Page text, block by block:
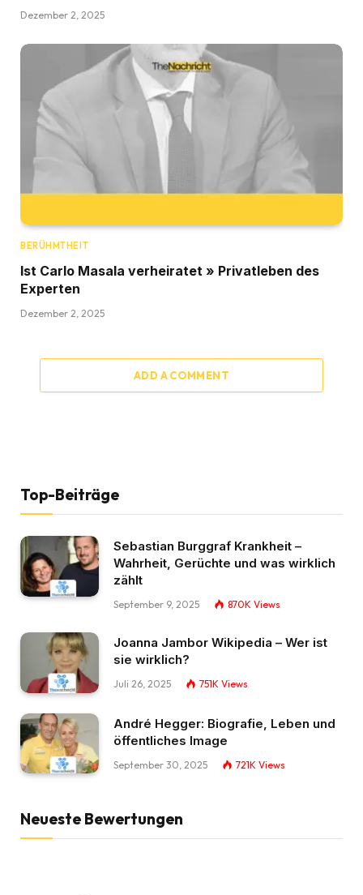
Dezember 2, 2025
BERÜHMTHEIT
Ist Carlo Masala verheiratet » Privatleben des
Experten
Dezember 2, 2025
ADD A COMMENT
Top-Beiträge
Sebastian Burggraf Krankheit –
Wahrheit, Gerüchte und was wirklich
zählt
September 9, 2025 870K Views
Joanna Jambor Wikipedia – Wer ist
sie wirklich?
Juli 26, 2025 751K Views
André Hegger: Biografie, Leben und
öffentliches Image
September 30, 2025 721K Views
Neueste Bewertungen